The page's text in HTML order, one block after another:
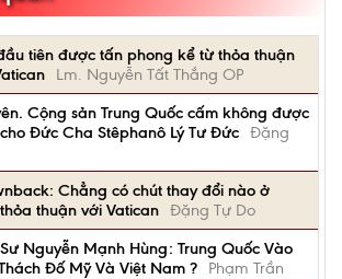
tiên được tấn phong kể từ thỏa thuận
Lm. Nguyễn Tất Thắng OP
Cộng sản Trung Quốc cấm không được
Đức Cha Stêphanô Lý Tư Đức Đặng
Chẳng có chút thay đổi nào ở
thuận với Vatican Đặng Tự Do
Nguyễn Mạnh Hùng: Trung Quốc Vào
Đố Mỹ Và Việt Nam ?
Phạm Trần